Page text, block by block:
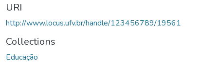
URI
http://www.locus.ufv.br/handle/123456789/19561
Collections
Educação